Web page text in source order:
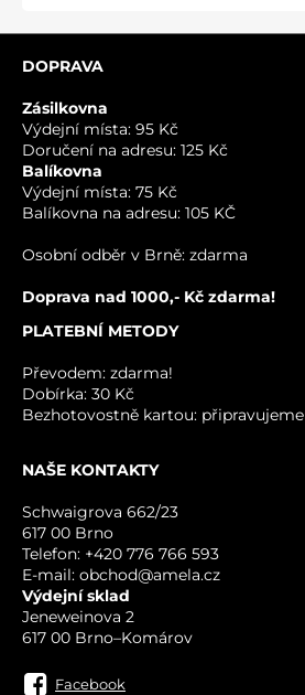
VÁŠ E-MAIL
DOPRAVA
Zásilkovna
Výdejní místa: 95 Kč
Doručení na adresu: 125 Kč
Balíkovna
Výdejní místa: 75 Kč
Balíkovna na adresu: 105 KČ
Osobní odběr v Brně: zdarma
Doprava nad 1000,- Kč zdarma!
PLATEBNÍ METODY
Převodem: zdarma!
Dobírka: 30 Kč
Bezhotovostně kartou: připravujeme
NAŠE KONTAKTY
Schwaigrova 662/23
617 00 Brno
Telefon: +420 776 766 593
E-mail: obchod@amela.cz
Výdejní sklad
Jeneweinova 2
617 00 Brno–Komárov
Facebook